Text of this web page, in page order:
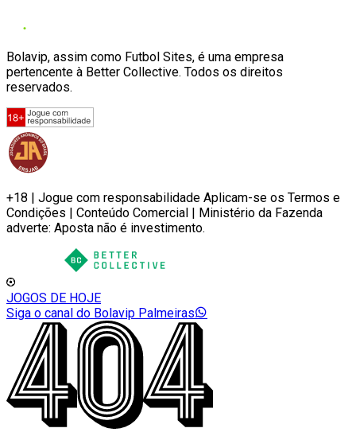
Bolavip, assim como Futbol Sites, é uma empresa
pertencente à Better Collective. Todos os direitos
reservados.
+18 | Jogue com responsabilidade Aplicam-se os Termos e
Condições | Conteúdo Comercial | Ministério da Fazenda
adverte: Aposta não é investimento.
JOGOS DE HOJE
Siga o canal do Bolavip Palmeiras